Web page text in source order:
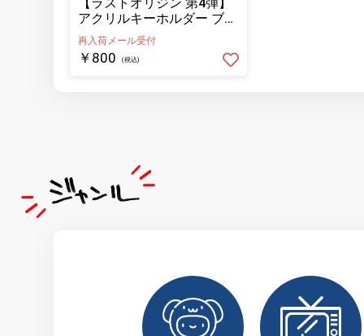
アクリルキーホルダー ブラ
インドプリンセス
再入荷メール受付
￥800 (税込)